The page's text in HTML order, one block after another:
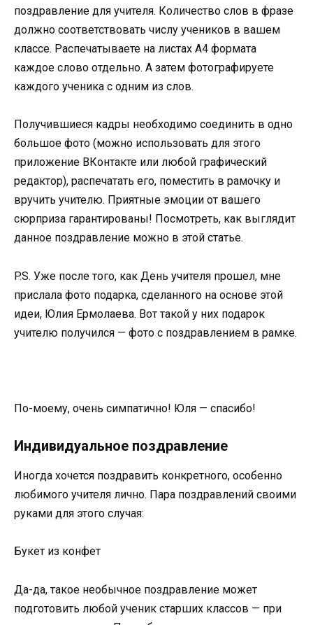
поздравление для учителя. Количество слов в фразе
должно соответствовать числу учеников в вашем
классе. Распечатываете на листах А4 формата
каждое слово отдельно. А затем фотографируете
каждого ученика с одним из слов.
Получившиеся кадры необходимо соединить в одно
большое фото (можно использовать для этого
приложение ВКонтакте или любой графический
редактор), распечатать его, поместить в рамочку и
вручить учителю. Приятные эмоции от вашего
сюрприза гарантированы! Посмотреть, как выглядит
данное поздравление можно в этой статье.
P.S. Уже после того, как День учителя прошел, мне
прислала фото подарка, сделанного на основе этой
идеи, Юлия Ермолаева. Вот такой у них подарок
учителю получился — фото с поздравлением в рамке.
По-моему, очень симпатично! Юля — спасибо!
Индивидуальное поздравление
Иногда хочется поздравить конкретного, особенно
любимого учителя лично. Пара поздравлений своими
руками для этого случая:
Букет из конфет
Да-да, такое необычное поздравление может
подготовить любой ученик старших классов — при